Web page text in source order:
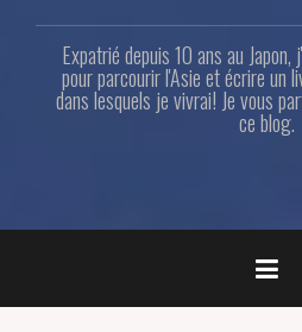
Expatrié depuis 10 ans au
pour parcourir l'Asie et écrire un
dans lesquels je vivrai! Je vous
ce blog.